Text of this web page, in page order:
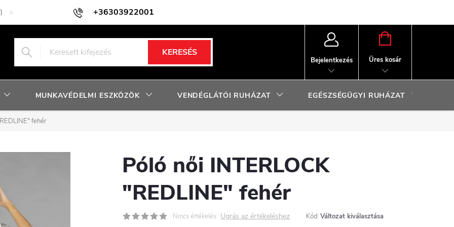
+36303922001
Adatkezelési tájékoztató Facebook nyereményjáték szabályzat
KERESÉS
Bejelentkezés
KOSÁR
Üres kosár
MUNKAVÉDELMI ESZKÖZÖK VENDÉGLÁTÓI RUHÁZAT EGÉSZSÉGÜGYI RUHÁZAT
fehér
Póló női INTERLOCK
"REDLINE" fehér
Nincs értékelés Ugrás az értékeléshez Kód: Változat kiválasztása